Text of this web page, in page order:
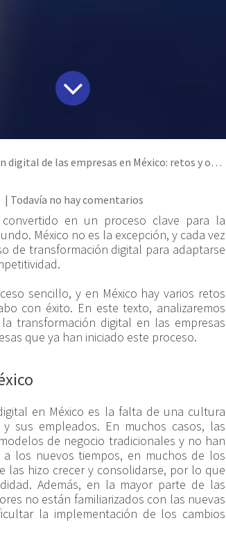
de las empresas en México: retos y oportunidades
| Todavía no hay comentarios
en un proceso clave para la
México no es la excepción, y cada vez
de transformación digital para adaptarse
sencillo, y en México hay varios retos
con éxito. En este texto, analizaremos
transformación digital en las empresas
que ya han iniciado este proceso.
en México es la falta de una cultura
sus empleados. En muchos casos, las
de negocio tradicionales y no han
los nuevos tiempos, en muchos de los
las hizo crecer y consolidarse, por lo que
Además, en la mayor parte de las
no están familiarizados con las nuevas
la implementación de los cambios